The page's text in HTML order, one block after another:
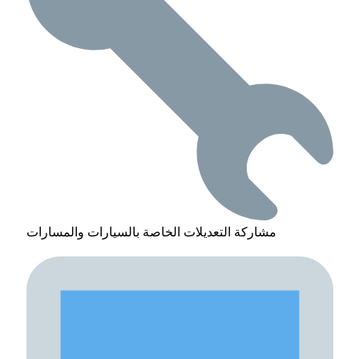
مشاركة التعديلات الخاصة بالسيارات والمسارات